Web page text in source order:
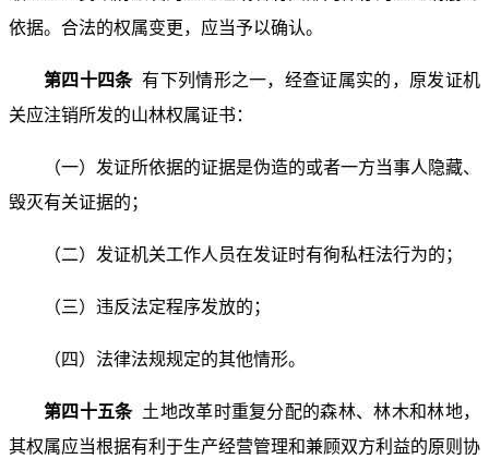
依据。合法的权属变更，应当予以确认。
第四十四条有下列情形之一，经查证属实的，原发证机
关应注销所发的山林权属证书：
（一）发证所依据的证据是伪造的或者一方当事人隐藏、
毁灭有关证据的；
（二）发证机关工作人员在发证时有徇私枉法行为的；
（三）违反法定程序发放的；
（四）法律法规规定的其他情形。
第四十五条 土地改革时重复分配的森林、林木和林地，
其权属应当根据有利于生产经营管理和兼顾双方利益的原则协